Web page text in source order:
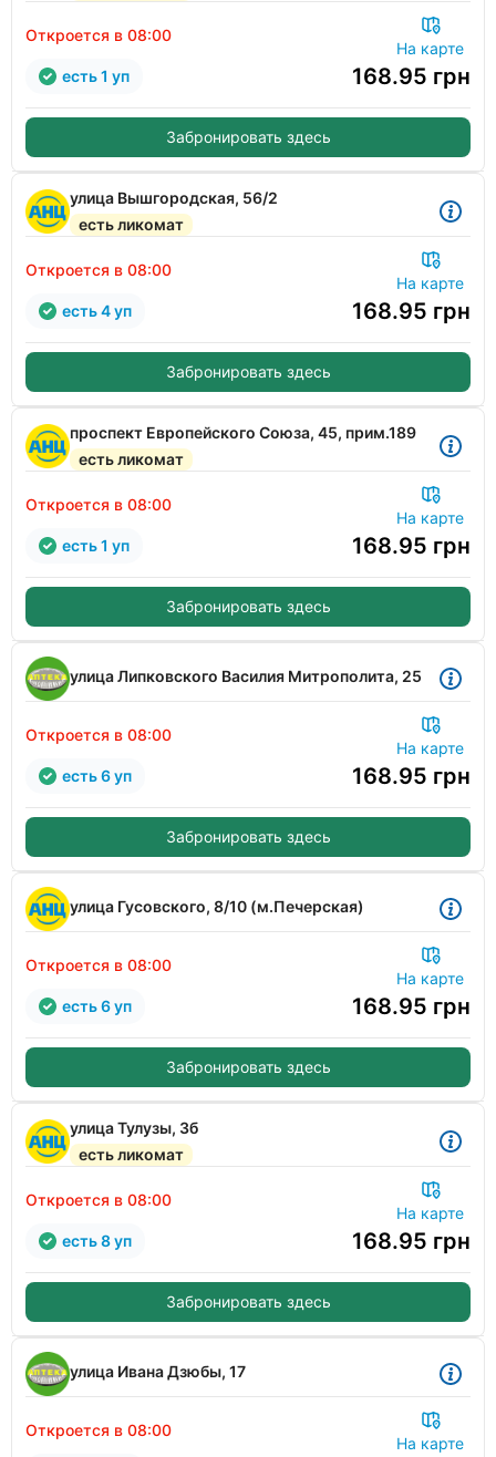
Откроется в 08:00
На карте
168.95 грн
есть 1 уп
Забронировать здесь
улица Вышгородская, 56/2
есть ликомат
Откроется в 08:00
На карте
168.95 грн
есть 4 уп
Забронировать здесь
проспект Европейского Союза, 45, прим.189
есть ликомат
Откроется в 08:00
На карте
168.95 грн
есть 1 уп
Забронировать здесь
улица Липковского Василия Митрополита, 25
Откроется в 08:00
На карте
168.95 грн
есть 6 уп
Забронировать здесь
улица Гусовского, 8/10 (м.Печерская)
Откроется в 08:00
На карте
168.95 грн
есть 6 уп
Забронировать здесь
улица Тулузы, 3б
есть ликомат
Откроется в 08:00
На карте
168.95 грн
есть 8 уп
Забронировать здесь
улица Ивана Дзюбы, 17
Откроется в 08:00
На карте